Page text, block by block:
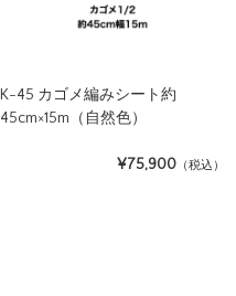
K-45 カゴメ編みシート約
45cm×15m（自然色）
¥75,900 （税込）